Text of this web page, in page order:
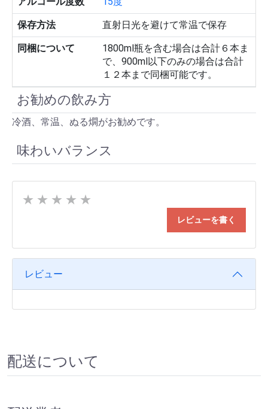
保存方法 直射日光を避けて常温で保存
同梱について
1800ml瓶を含む場合は合計６本ま
で、900ml以下のみの場合は合計
１２本まで同梱可能です。
お勧めの飲み方
冷酒、常温、ぬる燗がお勧めです。
味わいバランス
★ ★ ★ ★ ★
レビューを書く
レビュー
配送について